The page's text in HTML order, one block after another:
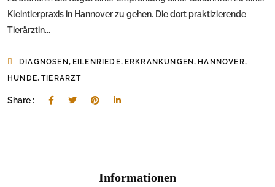
Kleintierpraxis in Hannover zu gehen. Die dort praktizierende
Tierärztin...
DIAGNOSEN, EILENRIEDE, ERKRANKUNGEN, HANNOVER,
HUNDE, TIERARZT
Share :
Informationen